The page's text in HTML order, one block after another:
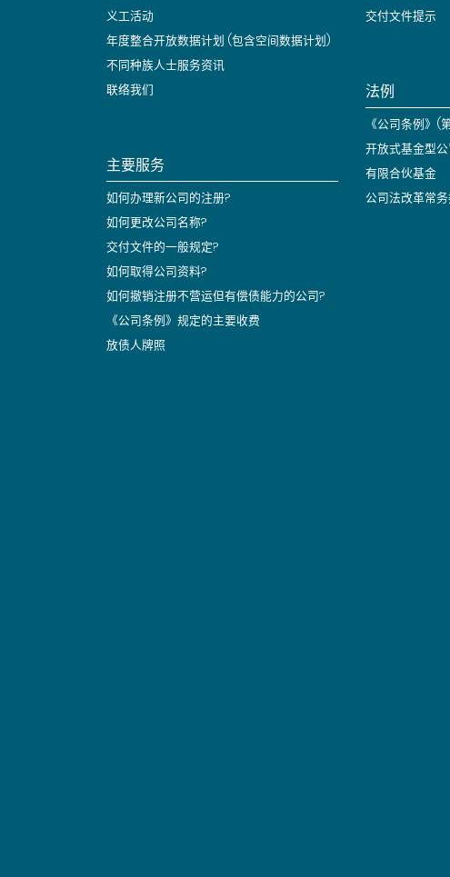
义工活动
年度整合开放数据计划 (包含空间数据计划)
不同种族人士服务资讯
联络我们
主要服务
如何办理新公司的注册?
如何更改公司名称?
交付文件的一般规定?
如何取得公司资料?
如何撤销注册不营运但有偿债能力的公司?
《公司条例》规定的主要收费
放债人牌照
交付文件提示
法例
《公司条例》(
开放式基金型公
有限合伙基金
公司法改革常